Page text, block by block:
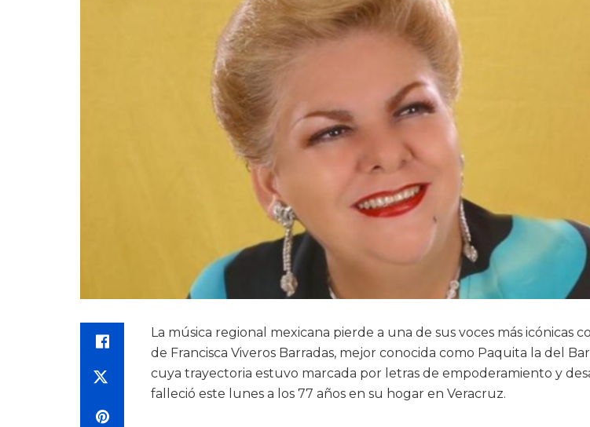
La música regional mexicana pierde a una de sus voces más icónicas
de Francisca Viveros Barradas, mejor conocida como Paquita la del
cuya trayectoria estuvo marcada por letras de empoderamiento y
falleció este lunes a los 77 años en su hogar en Veracruz.